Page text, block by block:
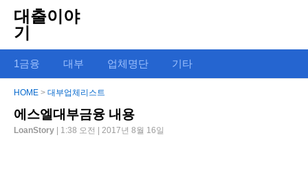
대출이야
기
1금융 대부 업체명단 기타
HOME > 대부업체리스트
에스엘대부금융 내용
LoanStory | 1:38 오전 | 2017년 8월 16일